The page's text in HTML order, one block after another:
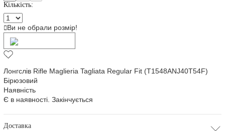
Кількість:
Ви не обрали розмір!
Лонгслів Rifle Maglieria Tagliata Regular Fit (T1548ANJ40T54F)
Бірюзовий
Наявність
Є в наявності. Закінчується
Доставка